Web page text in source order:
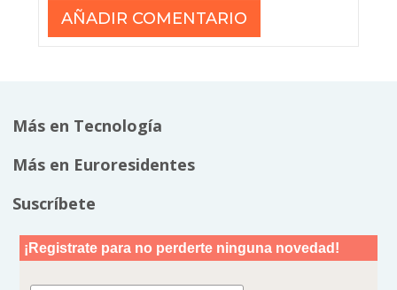
Más en Tecnología
Más en Euroresidentes
Suscríbete